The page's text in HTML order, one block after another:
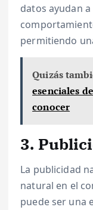
datos ayudan
permitiendo
Quizás
esenciales
conocer
3.
La publicidad
natural en el
puede ser una